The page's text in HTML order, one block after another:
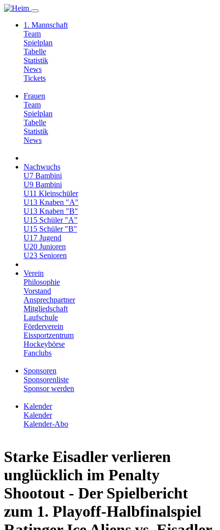
1. Mannschaft
Team
Spielplan
Tabelle
Statistik
News
Tickets
Frauen
Team
Spielplan
Tabelle
Statistik
News
Nachwuchs
U7 Bambini
U9 Bambini
U11 Kleinschüler
U13 Knaben "A"
U13 Knaben "B"
U15 Schüler "A"
U15 Schüler "B"
U17 Jugend
U20 Junioren
U23 Senioren
Verein
Philosophie
Vorstand
Ansprechpartner
Mitgliedschaft
Laufschule
Förderverein
Eissportzentrum
Hockeybörse
Fanclubs
Sponsoren
Sponsorenliste
Sponsor werden
Kalender
Kalender
Kalender-Abo
Starke Eisadler verlieren
unglücklich im Penalty
Shootout - Der Spielbericht
zum 1. Playoff-Halbfinalspiel